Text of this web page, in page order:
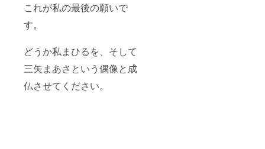
これが私の最後の願いで
す。
どうか私まひるを、そして
三矢まあさという偶像と成
仏させてください。